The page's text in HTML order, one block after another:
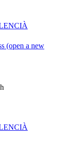
(open a new